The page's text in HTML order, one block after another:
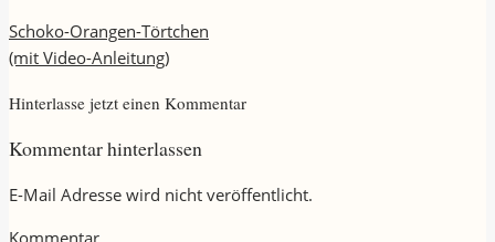
Schoko-Orangen-Törtchen
(mit Video-Anleitung)
Hinterlasse jetzt einen Kommentar
Kommentar hinterlassen
E-Mail Adresse wird nicht veröffentlicht.